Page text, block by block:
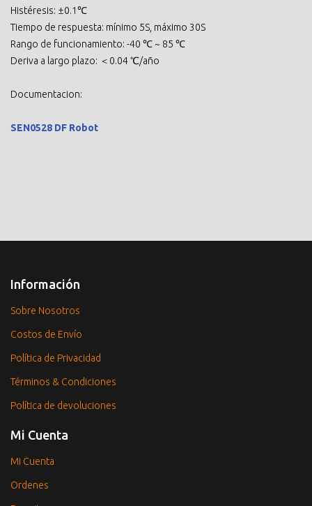
Histéresis: ±0.1℃
Tiempo de respuesta: mínimo 5S, máximo 30S
Rango de funcionamiento: -40 ℃ ~ 85 ℃
Deriva a largo plazo: ＜0.04 ℃/año
Documentacion:
SEN0528 DF Robot
Información
Sobre Nosotros
Costos de Envío
Política de Privacidad
Términos & Condiciones
Política de devoluciones
Mi Cuenta
Mi Cuenta
Ordenes